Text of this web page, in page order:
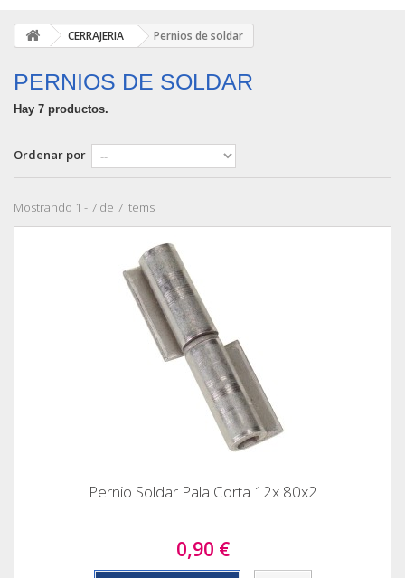
CERRAJERIA Pernios de soldar
PERNIOS DE SOLDAR
Hay 7 productos.
Ordenar por
Mostrando 1 - 7 de 7 items
Pernio Soldar Pala Corta 12x 80x2
0,90 €